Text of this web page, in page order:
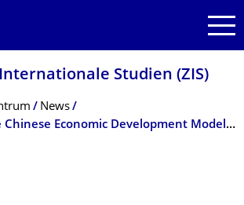
springen
Studien (ZIS)
News
Präsentation: The Chinese Economic Development Model and what it means for the Corporate World